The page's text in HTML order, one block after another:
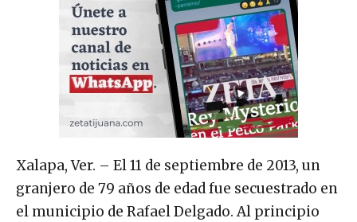
Xalapa, Ver. – El 11 de septiembre de 2013, un
granjero de 79 años de edad fue secuestrado en
el municipio de Rafael Delgado. Al principio